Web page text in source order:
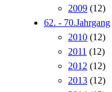
2009 (12)
62. - 70.Jahrgang
2010 (12)
2011 (12)
2012 (12)
2013 (12)